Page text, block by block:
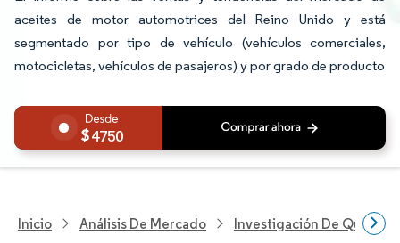
aceites de motor automotrices del Reino Unido y está
segmentado por tipo de vehículo (vehículos comerciales,
motocicletas, vehículos de pasajeros) y por grado de producto
4750
Inicio Análisis De Mercado Investigación De